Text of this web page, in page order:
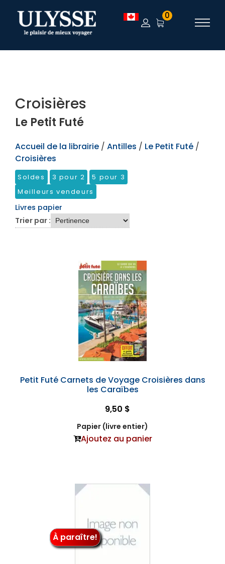
TEST 0
Croisières
Le Petit Futé
Accueil de la librairie / Antilles / Le Petit Futé /
Croisières
Soldes 3 pour 2
5 pour 3
Meilleurs vendeurs
Livres papier
Trier par :
Petit Futé Carnets de Voyage Croisières dans
les Caraïbes
9,50 $
Papier (livre entier)
Ajoutez au panier
À paraître!